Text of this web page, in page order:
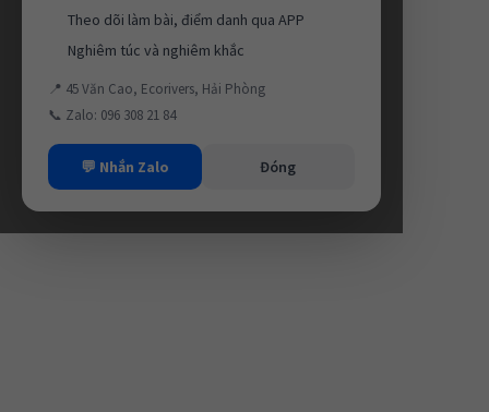
Theo dõi làm bài, điểm danh qua APP
Nghiêm túc và nghiêm khắc
📍 45 Văn Cao, Ecorivers, Hải Phòng
📞 Zalo: 096 308 21 84
💬 Nhắn Zalo Đóng